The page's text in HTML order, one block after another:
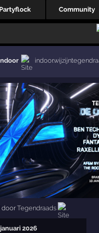
Partyflock Community
doorTegendraads
2026